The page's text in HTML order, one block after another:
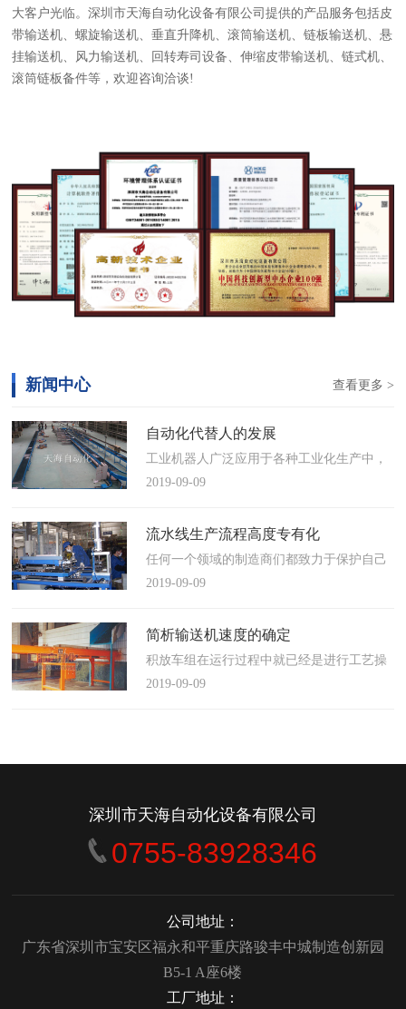
大客户光临。深圳市天海自动化设备有限公司提供的产品服务包括皮
带输送机、螺旋输送机、垂直升降机、滚筒输送机、链板输送机、悬
挂输送机、风力输送机、回转寿司设备、伸缩皮带输送机、链式机、
滚筒链板备件等，欢迎咨询洽谈!
查看更多 >
新闻中心
自动化代替人的发展
工业机器人广泛应用于各种工业化生产中，
慢慢取代工人，做着高强度、重复性、有职
人联合会(IFR)预测，2014年中国将成为全球
最大的工业机器人市场，将占全球总销量
17%。业内把2014年称为“中国工业机器人元
2019-09-09
流水线生产流程高度专有化
任何一个领域的制造商们都致力于保护自己
的自动化流水线生产流程不被外人知晓，即
大多数流程都带有某种专有的性质，并且混
合了不同的方法、技术和操作方式，而这最
终将影响一个制造商进行有效竞争的能力。
2019-09-09
简析输送机速度的确定
积放车组在运行过程中就已经是进行工艺操
作的区段，运行速度是由积放小车组的运行
2019-09-09
深圳市天海自动化设备有限公司
0755-83928346
公司地址：
广东省深圳市宝安区福永和平重庆路骏丰中城制造创新园
B5-1 A座6楼
工厂地址：